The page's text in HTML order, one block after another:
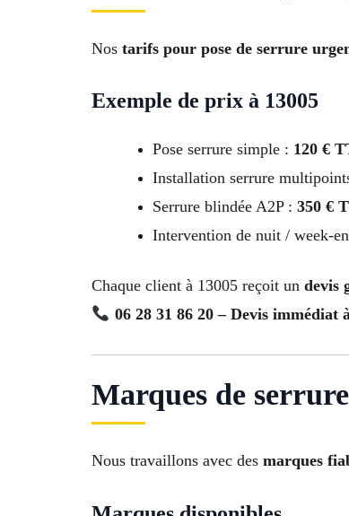
Nos tarifs pour pose de serrure
Exemple de prix à 13005
Pose serrure simple : 120 €
Installation serrure
Serrure blindée A2P : 350 €
Intervention de nuit / week-
Chaque client à 13005 reçoit un devis
06 28 31 86 20 – Devis
Marques de
Nous travaillons avec des marques